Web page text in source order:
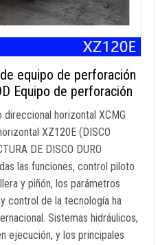
equipo de perforación
Equipo de perforación
horizontal XCMG
XZ120E (DISCO
DE DISCO DURO
las funciones, control piloto
y piñón, los parámetros
control de la tecnología ha
Sistemas hidráulicos,
ejecución, y los principales